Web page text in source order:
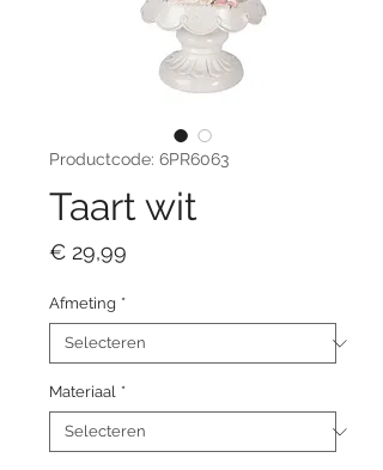
Productcode: 6PR6063
Taart wit
€ 29,99
Afmeting *
Materiaal *